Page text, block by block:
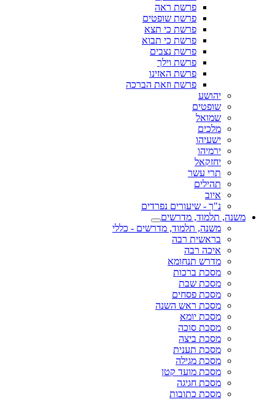
פרשת ראה
פרשת שופטים
פרשת כי תצא
פרשת כי תבוא
פרשת נצבים
פרשת וילך
פרשת האזינו
פרשת וזאת הברכה
יהושע
שופטים
שמואל
מלכים
ישעיהו
ירמיהו
יחזקאל
תרי עשר
תהילים
איוב
נ"ך - שיעורים נפרדים
משנה, תלמוד, מדרשים
משנה, תלמוד, מדרשים - כללי
בראשית רבה
איכה רבה
מדרש תנחומא
מסכת ברכות
מסכת שבת
מסכת פסחים
מסכת ראש השנה
מסכת יומא
מסכת סוכה
מסכת ביצה
מסכת תענית
מסכת מגילה
מסכת מועד קטן
מסכת חגיגה
מסכת כתובות